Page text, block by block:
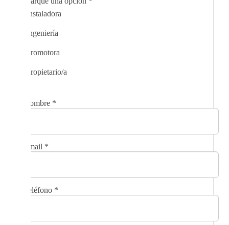
Instaladora
Ingeniería
Promotora
Propietario/a
Nombre *
Email *
Teléfono *